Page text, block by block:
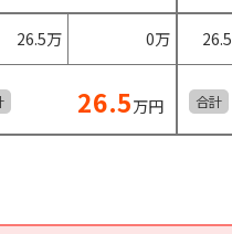
26.5万 0万
26.5万円 合計